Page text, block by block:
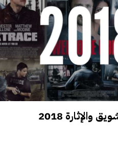
والإثارة 2018